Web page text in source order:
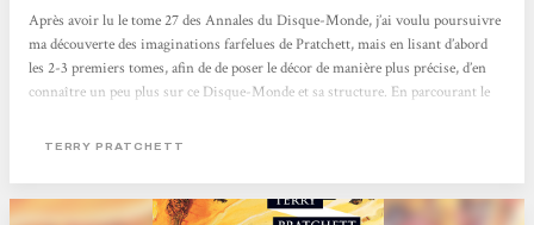
Après avoir lu le tome 27 des Annales du Disque-Monde, j’ai voulu poursuivre
ma découverte des imaginations farfelues de Pratchett, mais en lisant d’abord
les 2-3 premiers tomes, afin de de poser le décor de manière plus précise, d’en
connaître un peu plus sur ce Disque-Monde et sa structure. En parcourant le
retrouvé toute l’ambiance fantasque découverte
très amusants avec les mots -onomastique,...
TERRY PRATCHETT